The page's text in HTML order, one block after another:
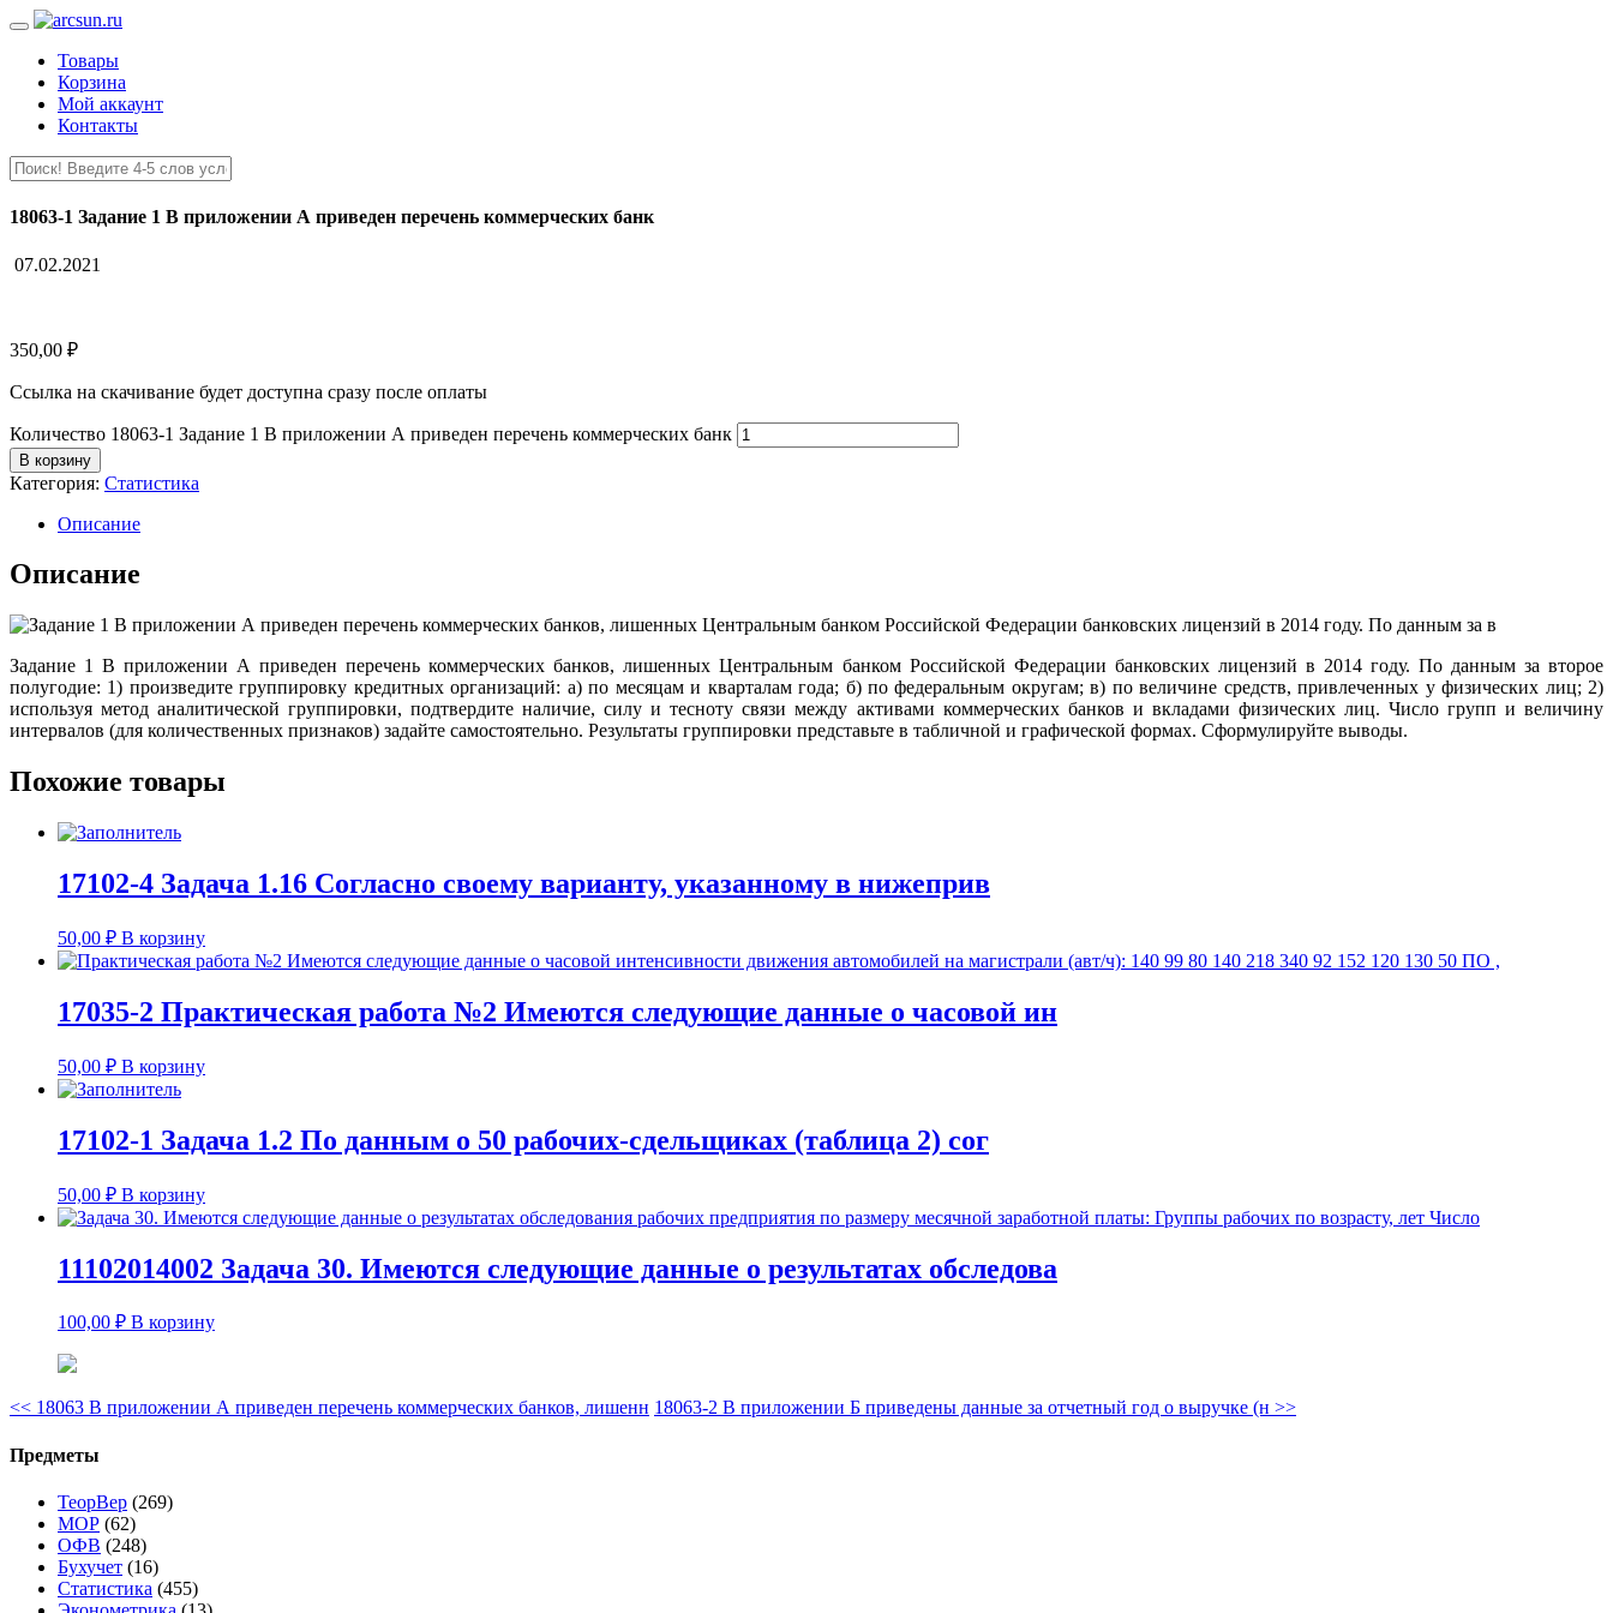
Товары
Корзина
Мой аккаунт
Контакты
18063-1 Задание 1 В приложении А приведен перечень коммерческих банк
07.02.2021
350,00 ₽
Ссылка на скачивание будет доступна сразу после оплаты
Количество 18063-1 Задание 1 В приложении А приведен перечень коммерческих банк
В корзину
Категория: Статистика
Описание
Описание
Задание 1 В приложении А приведен перечень коммерческих банков, лишенных Центральным банком Российской Федерации банковских лицензий в 2014 году. По данным за второе
полугодие: 1) произведите группировку кредитных организаций: а) по месяцам и кварталам года; б) по федеральным округам; в) по величине средств, привлеченных у физических лиц; 2)
используя метод аналитической группировки, подтвердите наличие, силу и тесноту связи между активами коммерческих банков и вкладами физических лиц. Число групп и величину
интервалов (для количественных признаков) задайте самостоятельно. Результаты группировки представьте в табличной и графической формах. Сформулируйте выводы.
Похожие товары
17102-4 Задача 1.16 Согласно своему варианту, указанному в нижеприв
50,00 ₽ В корзину
17035-2 Практическая работа №2 Имеются следующие данные о часовой ин
50,00 ₽ В корзину
17102-1 Задача 1.2 По данным о 50 рабочих-сдельщиках (таблица 2) сог
50,00 ₽ В корзину
11102014002 Задача 30. Имеются следующие данные о результатах обследова
100,00 ₽ В корзину
<< 18063 В приложении А приведен перечень коммерческих банков, лишенн 18063-2 В приложении Б приведены данные за отчетный год о выручке (н >>
Предметы
ТеорВер (269)
МОР (62)
ОФВ (248)
Бухучет (16)
Статистика (455)